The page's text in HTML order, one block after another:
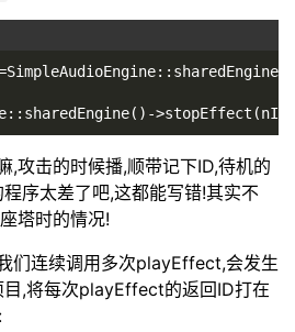
,攻击的时候播,顺带记下ID,待机的
序太差了吧,这都能写错!其实不
塔时的情况!
们连续调用多次playEffect,会发生
,将每次playEffect的返回ID打在